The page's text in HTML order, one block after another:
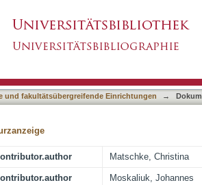
und fakultätsübergreifende Einrichtungen →
Matschke, Christina
Moskaliuk, Johannes